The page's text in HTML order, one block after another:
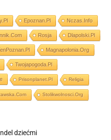
Epoznan.pl Nczas.info
Rosja Dlapolski.pl
Magnapolonia.org
Twojapogoda.pl
Prisonplanet.pl Religia
Stolikwolnosci.org
dziećmi